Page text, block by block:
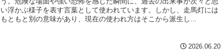
い浮かぶ様子を表す言葉として使われています。しかし、走馬灯には
もともと別の意味があり、現在の使われ方はそこから派生し...
2026.06.20